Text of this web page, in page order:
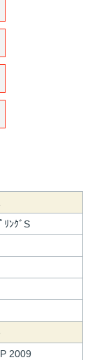
ﾘﾝｸﾞS
2009